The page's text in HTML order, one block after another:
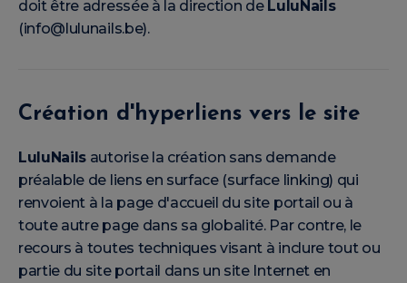
doit être adressée à la direction de LuluNails
(info@lulunails.be).
Création d'hyperliens vers le site
LuluNails autorise la création sans demande
préalable de liens en surface (surface linking) qui
renvoient à la page d'accueil du site portail ou à
toute autre page dans sa globalité. Par contre, le
recours à toutes techniques visant à inclure tout ou
partie du site portail dans un site Internet en